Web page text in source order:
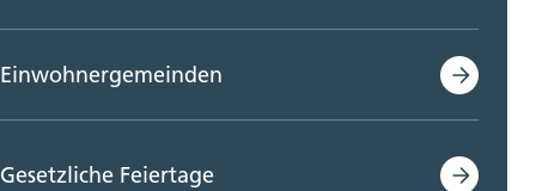
Einwohnergemeinden
Gesetzliche Feiertage